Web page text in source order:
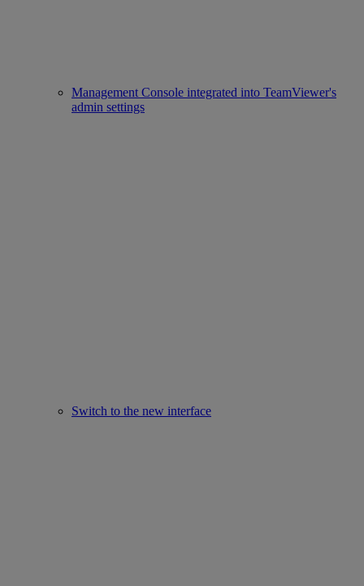
Management Console integrated into TeamViewer's
admin settings
Switch to the new interface